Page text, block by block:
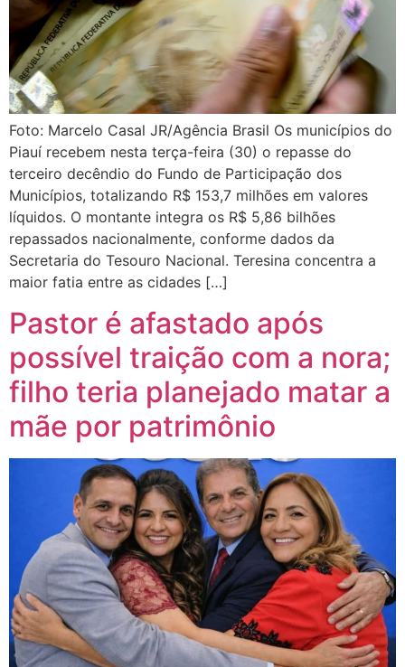
Foto: Marcelo Casal JR/Agência Brasil Os municípios do
Piauí recebem nesta terça-feira (30) o repasse do
terceiro decêndio do Fundo de Participação dos
Municípios, totalizando R$ 153,7 milhões em valores
líquidos. O montante integra os R$ 5,86 bilhões
repassados nacionalmente, conforme dados da
Secretaria do Tesouro Nacional. Teresina concentra a
maior fatia entre as cidades […]
Pastor é afastado após
possível traição com a nora;
filho teria planejado matar a
mãe por patrimônio